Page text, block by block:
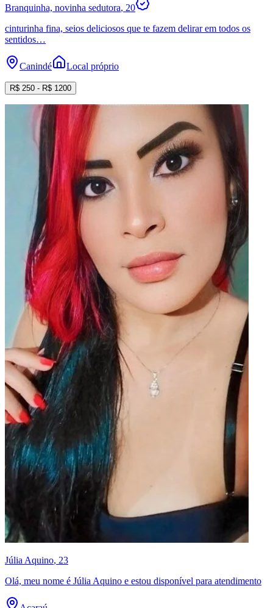
Branquinha, novinha sedutora, 20
cinturinha fina, seios deliciosos que te fazem delirar em todos os
sentidos…
Canindé Local próprio
R$ 250 - R$ 1200
Júlia Aquino, 23
Olá, meu nome é Júlia Aquino e estou disponível para atendimento